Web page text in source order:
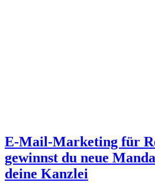
E-Mail-Marketing für
gewinnst du neue
deine Kanzlei